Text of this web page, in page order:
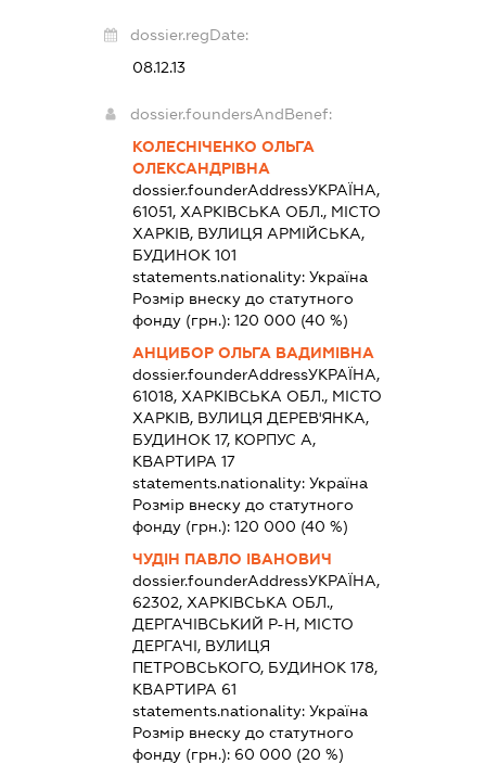
dossier.regDate:
08.12.13
dossier.foundersAndBenef:
КОЛЕСНІЧЕНКО ОЛЬГА
ОЛЕКСАНДРІВНА
dossier.founderAddressУКРАЇНА,
61051, ХАРКІВСЬКА ОБЛ., МІСТО
ХАРКІВ, ВУЛИЦЯ АРМІЙСЬКА,
БУДИНОК 101
statements.nationality:Україна
Розмір внеску до статутного
фонду (грн.):120 000 (40 %)
АНЦИБОР ОЛЬГА ВАДИМІВНА
dossier.founderAddressУКРАЇНА,
61018, ХАРКІВСЬКА ОБЛ., МІСТО
ХАРКІВ, ВУЛИЦЯ ДЕРЕВ'ЯНКА,
БУДИНОК 17, КОРПУС А,
КВАРТИРА 17
statements.nationality:Україна
Розмір внеску до статутного
фонду (грн.):120 000 (40 %)
ЧУДІН ПАВЛО ІВАНОВИЧ
dossier.founderAddressУКРАЇНА,
62302, ХАРКІВСЬКА ОБЛ.,
ДЕРГАЧІВСЬКИЙ Р-Н, МІСТО
ДЕРГАЧІ, ВУЛИЦЯ
ПЕТРОВСЬКОГО, БУДИНОК 178,
КВАРТИРА 61
statements.nationality:Україна
Розмір внеску до статутного
фонду (грн.): 60 000 (20 %)